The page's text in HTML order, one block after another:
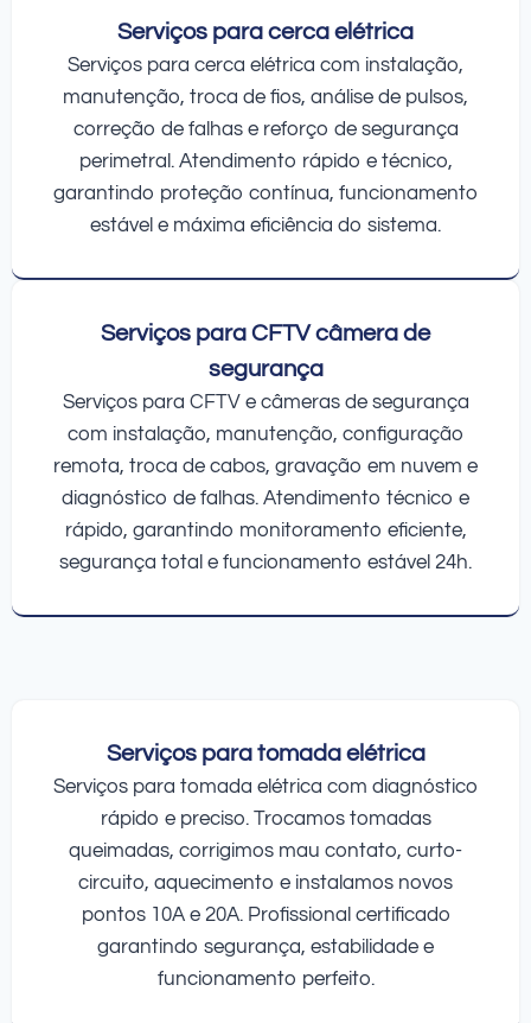
Serviços para cerca elétrica
Serviços para cerca elétrica com instalação,
manutenção, troca de fios, análise de pulsos,
correção de falhas e reforço de segurança
perimetral. Atendimento rápido e técnico,
garantindo proteção contínua, funcionamento
estável e máxima eficiência do sistema.
Serviços para CFTV câmera de
segurança
Serviços para CFTV e câmeras de segurança
com instalação, manutenção, configuração
remota, troca de cabos, gravação em nuvem e
diagnóstico de falhas. Atendimento técnico e
rápido, garantindo monitoramento eficiente,
segurança total e funcionamento estável 24h.
Serviços para tomada elétrica
Serviços para tomada elétrica com diagnóstico
rápido e preciso. Trocamos tomadas
queimadas, corrigimos mau contato, curto-
circuito, aquecimento e instalamos novos
pontos 10A e 20A. Profissional certificado
garantindo segurança, estabilidade e
funcionamento perfeito.